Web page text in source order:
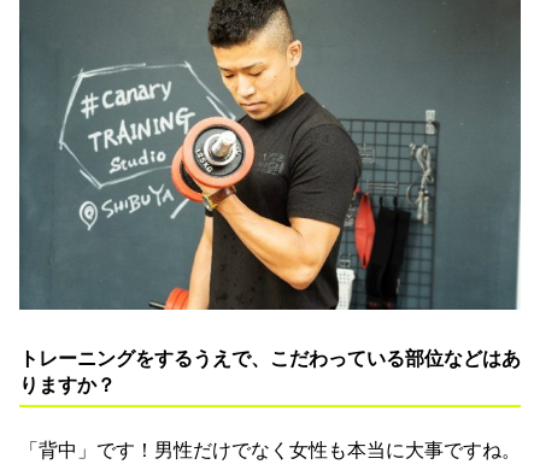
トレーニングをするうえで、こだわっている部位などはあ
りますか？
「背中」です！男性だけでなく女性も本当に大事ですね。